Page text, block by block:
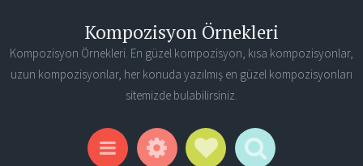
Kompozisyon Örnekleri
Kompozisyon Örnekleri. En güzel kompozisyon, kısa kompozisyonlar,
uzun kompozisyonlar, her konuda yazılmış en güzel kompozisyonları
sitemizde bulabilirsiniz.